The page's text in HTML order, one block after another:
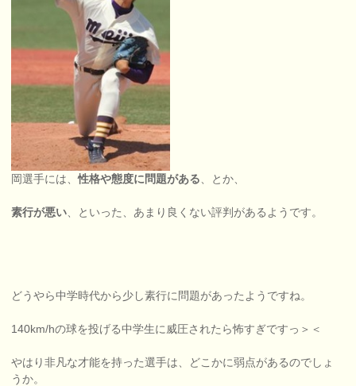
岡選手には、性格や態度に問題がある 、とか、
素行が悪い 、といった、あまり良くない評判があるようです。
どうやら中学時代から少し素行に問題があったようですね。
140km/hの球を投げる中学生に威圧されたら怖すぎですっ＞＜
やはり非凡な才能を持った選手は、どこかに弱点があるのでしょ
うか。